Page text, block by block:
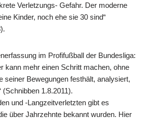
Verletzungs- Gefahr. Der moderne
Kinder, noch ehe sie 30 sind“
im Profifußball der Bundesliga:
kann mehr einen Schritt machen, ohne
seiner Bewegungen festhält, analysiert,
(Schnibben 1.8.2011).
und -Langzeitverletzten gibt es
über Jahrzehnte bekannt wurden. Hier